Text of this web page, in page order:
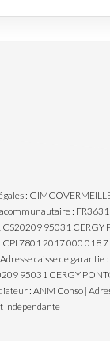
:
:
95031 CERGY
7801 2017 000
caisse de
CERGY
: ANM Conso |
indépendante